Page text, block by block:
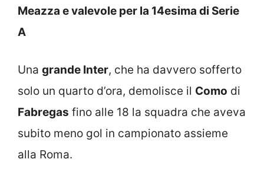
Meazza e valevole per la 14esima di Serie
A
Una grande Inter, che ha davvero sofferto
solo un quarto d’ora, demolisce il Como di
Fabregas fino alle 18 la squadra che aveva
subito meno gol in campionato assieme
alla Roma.